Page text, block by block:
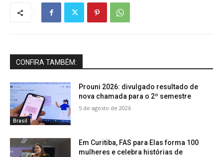
CONFIRA TAMBÉM:
Brasil
Prouni 2026: divulgado resultado de
nova chamada para o 2º semestre
5 de agosto de 2026
Em Curitiba, FAS para Elas forma 100
mulheres e celebra histórias de